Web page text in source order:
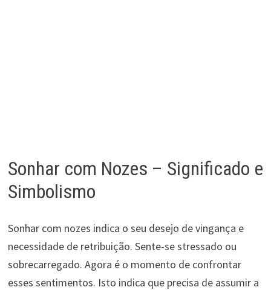
Sonhar com Nozes – Significado e
Simbolismo
Sonhar com nozes indica o seu desejo de vingança e
necessidade de retribuição. Sente-se stressado ou
sobrecarregado. Agora é o momento de confrontar
esses sentimentos. Isto indica que precisa de assumir a